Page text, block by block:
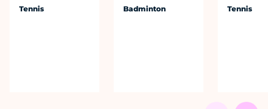
Tennis Badminton Tennis